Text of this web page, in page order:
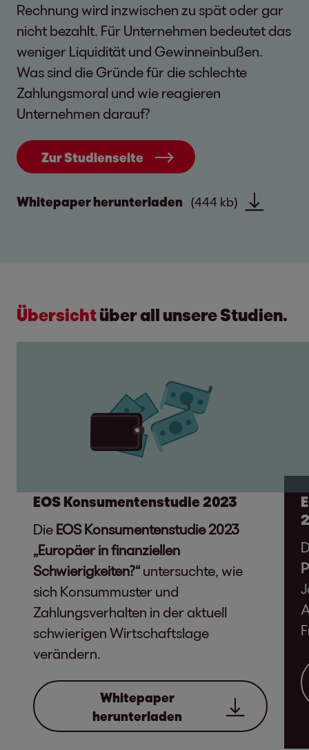
Rechnung wird inzwischen zu spät oder gar
nicht bezahlt. Für Unternehmen bedeutet das
weniger Liquidität und Gewinneinbußen.
Was sind die Gründe für die schlechte
Zahlungsmoral und wie reagieren
Unternehmen darauf?
Zur Studienseite
Whitepaper herunterladen (444 kb)
Übersichtüber all unsere Studien.
EOS Konsumentenstudie 2023
Die EOS Konsumentenstudie 2023
„Europäer in finanziellen
Schwierigkeiten?“ untersuchte, wie
sich Konsummuster und
Zahlungsverhalten in der aktuell
schwierigen Wirtschaftslage
verändern.
Whitepaper
herunterladen